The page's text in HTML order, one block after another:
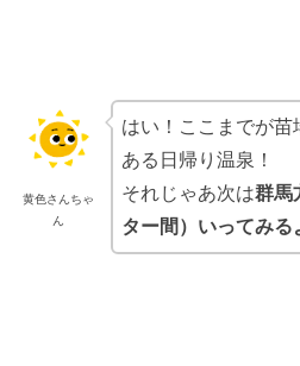
黄色さんちゃ
ん
はい！ここまでが苗
ある日帰り温泉！
それじゃあ次は群馬
ター間） いってみる